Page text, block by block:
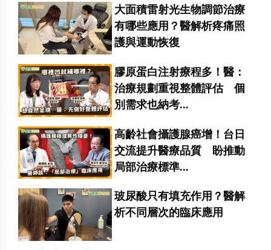
大面積雷射光生物調節治療
有哪些應用？醫解析疼痛照
護與運動恢復
膠原蛋白注射療程多！醫：
治療規劃重視整體評估 個
別需求也納考...
高齡社會攝護腺癌增！台日
交流提升醫療品質 盼推動
局部治療標準...
玻尿酸只有填充作用？醫解
析不同層次的臨床應用